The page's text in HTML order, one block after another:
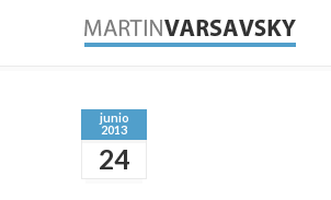
junio
2013
24